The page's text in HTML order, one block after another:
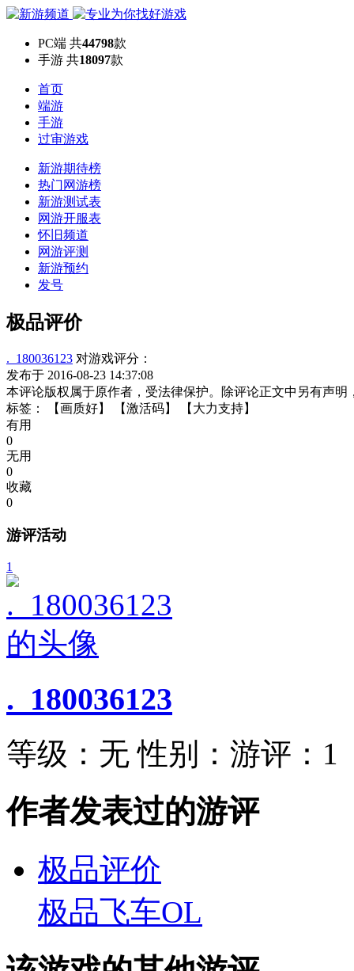
PC端 共44798款
手游 共18097款
首页
端游
手游
过审游戏
新游期待榜
热门网游榜
新游测试表
网游开服表
怀旧频道
网游评测
新游预约
发号
极品评价
._180036123 对游戏评分：
发布于 2016-08-23 14:37:08
本评论版权属于原作者，受法律保护。除评论正文中另有声
标签：
【画质好】 【激活码】
【大力支持】
有用
0
无用
0
收藏
0
游评活动
1
._180036123
等级： 无 性别： 游评： 1
作者发表过的游评
极品评价
极品飞车OL